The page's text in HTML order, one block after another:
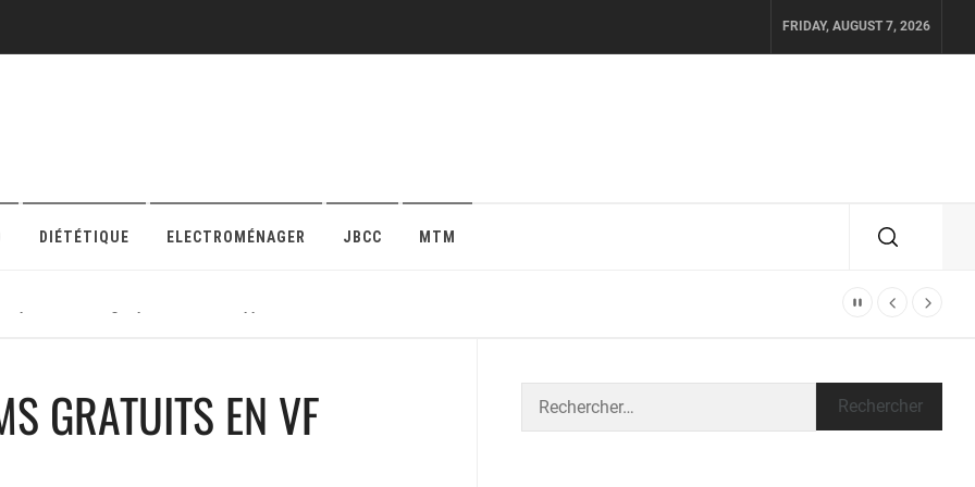
FRIDAY, AUGUST 7, 2026
DIÉTÉTIQUE ELECTROMÉNAGER JBCC MTM
protection en ligne pour maison ou appartement
GRATUITS EN VF